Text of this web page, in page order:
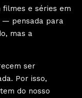
filmes e séries em
— pensada para
mas a
ser
Por isso,
do nosso